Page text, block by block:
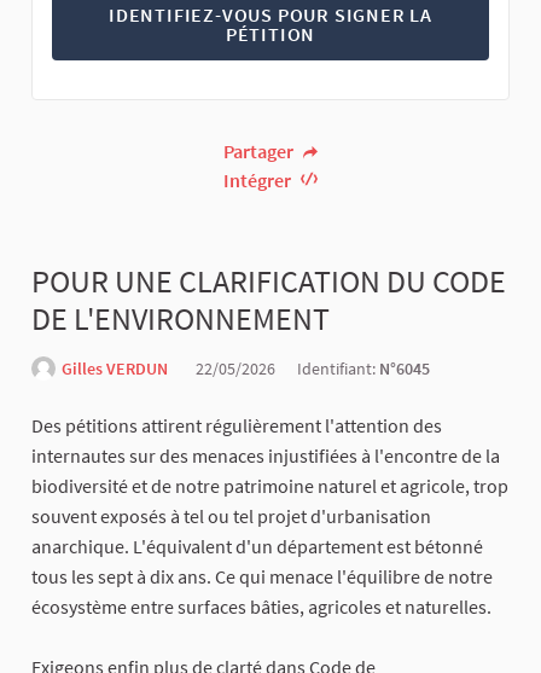
IDENTIFIEZ-VOUS POUR SIGNER LA
PÉTITION
Partager
Intégrer
POUR UNE CLARIFICATION DU CODE
DE L'ENVIRONNEMENT
Gilles VERDUN 22/05/2026 Identifiant: N°6045
Des pétitions attirent régulièrement l'attention des
internautes sur des menaces injustifiées à l'encontre de la
biodiversité et de notre patrimoine naturel et agricole, trop
souvent exposés à tel ou tel projet d'urbanisation
anarchique. L'équivalent d'un département est bétonné
tous les sept à dix ans. Ce qui menace l'équilibre de notre
écosystème entre surfaces bâties, agricoles et naturelles.
Exigeons enfin plus de clarté dans Code de